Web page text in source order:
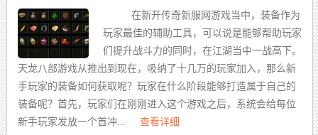
在新开传奇新服网游戏当中，装备作为
玩家最佳的辅助工具，可以说是能够帮助玩家
们提升战斗力的同时，在江湖当中一战高下。
天龙八部游戏从推出到现在，吸纳了十几万的玩家加入，那么新
手玩家的装备如何获取呢？玩家在什么阶段能够打造属于自己的
装备呢？首先，玩家们在刚刚进入这个游戏之后，系统会给每位
新手玩家发放一个首冲...
查看详细